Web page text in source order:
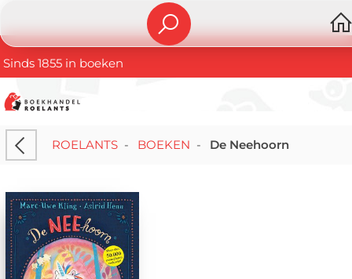
Sinds 1855 in boeken
ROELANTS- BOEKEN - De Neehoorn